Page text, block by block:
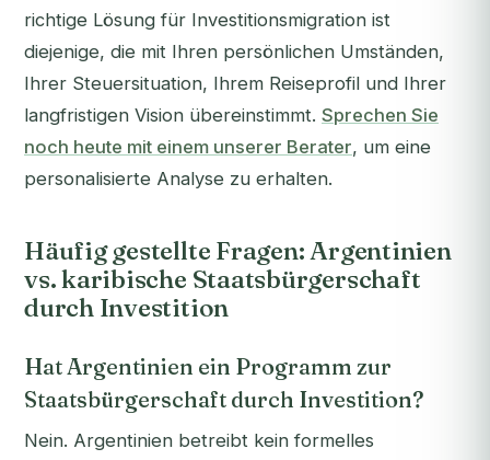
richtige Lösung für Investitionsmigration ist
diejenige, die mit Ihren persönlichen Umständen,
Ihrer Steuersituation, Ihrem Reiseprofil und Ihrer
langfristigen Vision übereinstimmt. Sprechen Sie
noch heute mit einem unserer Berater, um eine
personalisierte Analyse zu erhalten.
Häufig gestellte Fragen: Argentinien
vs. karibische Staatsbürgerschaft
durch Investition
Hat Argentinien ein Programm zur
Staatsbürgerschaft durch Investition?
Nein. Argentinien betreibt kein formelles